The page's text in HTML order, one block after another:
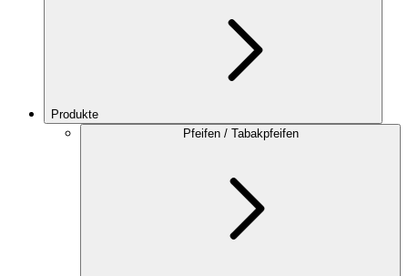
Produkte
Pfeifen / Tabakpfeifen